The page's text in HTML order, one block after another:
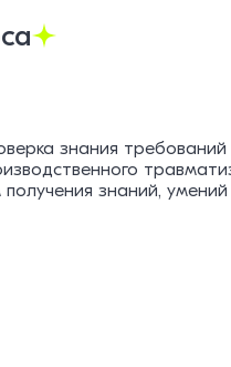
знания
знаний, умений